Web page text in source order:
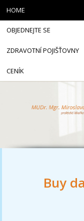
Buy
HOME
OBJEDNEJTE SE
ZDRAVOTNÍ POJIŠŤOVNY
CENÍK